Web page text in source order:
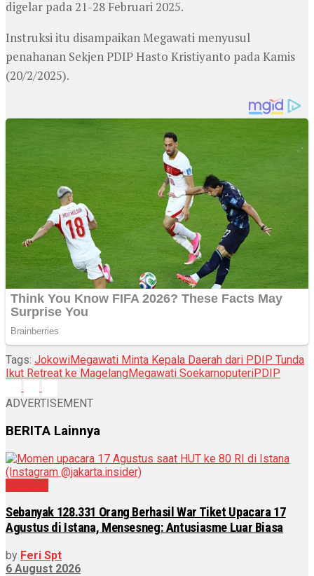
digelar pada 21-28 Februari 2025.
Instruksi itu disampaikan Megawati menyusul
penahanan Sekjen PDIP Hasto Kristiyanto pada Kamis
(20/2/2025).
Tags: JokowiMegawati Minta Kepala Daerah dari PDIP Tunda
Ikut Retreat ke MagelangMegawati SoekarnoputeriPDIP
ADVERTISEMENT
BERITA Lainnya
Sebanyak 128.331 Orang Berhasil War Tiket Upacara 17
Agustus di Istana, Mensesneg: Antusiasme Luar Biasa
by Feri Spt
6 August 2026